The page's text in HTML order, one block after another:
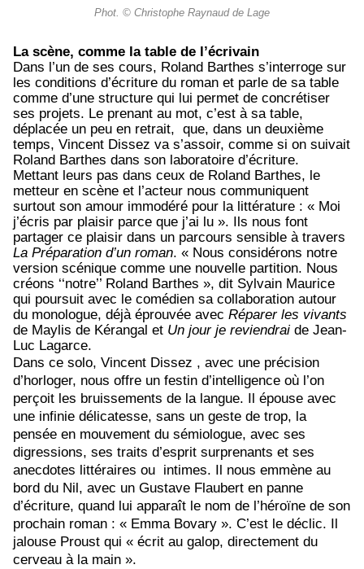
Phot. © Christophe Raynaud de Lage
La scène, comme la table de l’écrivain
Dans l’un de ses cours, Roland Barthes s’interroge sur
les conditions d’écriture du roman et parle de sa table
comme d’une structure qui lui permet de concrétiser
ses projets. Le prenant au mot, c’est à sa table,
déplacée un peu en retrait, que, dans un deuxième
temps, Vincent Dissez va s’assoir, comme si on suivait
Roland Barthes dans son laboratoire d’écriture.
Mettant leurs pas dans ceux de Roland Barthes, le
metteur en scène et l’acteur nous communiquent
surtout son amour immodéré pour la littérature : « Moi
j’écris par plaisir parce que j’ai lu ». Ils nous font
partager ce plaisir dans un parcours sensible à travers
La Préparation d’un roman. « Nous considérons notre
version scénique comme une nouvelle partition. Nous
créons ‘‘notre’’ Roland Barthes », dit Sylvain Maurice
qui poursuit avec le comédien sa collaboration autour
du monologue, déjà éprouvée avec Réparer les vivants
de Maylis de Kérangal et Un jour je reviendrai de Jean-
Luc Lagarce.
Dans ce solo, Vincent Dissez , avec une précision
d’horloger, nous offre un festin d’intelligence où l’on
perçoit les bruissements de la langue. Il épouse avec
une infinie délicatesse, sans un geste de trop, la
pensée en mouvement du sémiologue, avec ses
digressions, ses traits d’esprit surprenants et ses
anecdotes littéraires ou intimes. Il nous emmène au
bord du Nil, avec un Gustave Flaubert en panne
d’écriture, quand lui apparaît le nom de l’héroïne de son
prochain roman : « Emma Bovary ». C’est le déclic. Il
jalouse Proust qui « écrit au galop, directement du
cerveau à la main ».